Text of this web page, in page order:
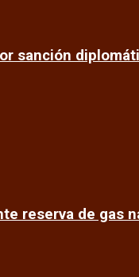
sanción
reserva de gas